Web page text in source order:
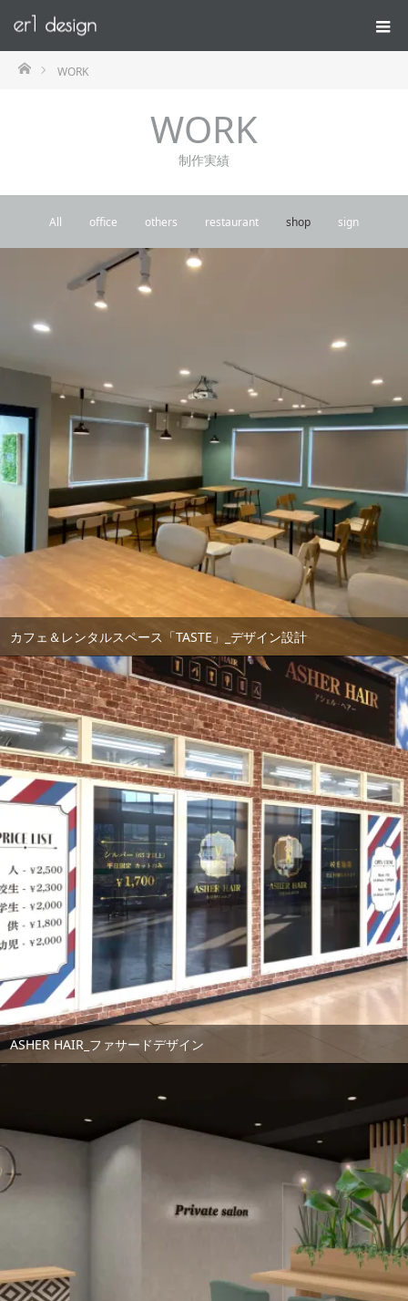
ホームWORK
WORK
制作実績
All office others restaurant shop sign
カフェ＆レンタルスペース「TASTE」_デザイン設計
ASHER HAIR_ファサードデザイン